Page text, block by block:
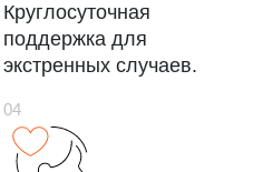
Круглосуточная
поддержка для
экстренных случаев.